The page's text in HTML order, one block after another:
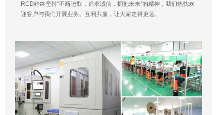
RCD始终坚持“不断进取，追求诚信，拥抱未来”的精神，我们热忱欢
迎客户与我们开展业务。互利共赢，让大家走得更远。